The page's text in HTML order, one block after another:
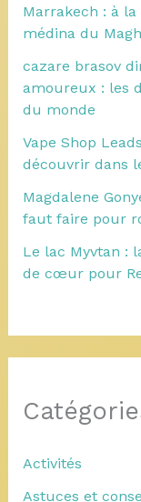
Marrakech : à
médina du
cazare brasov
amoureux : les
du monde
Vape Shop Leads
découvrir dans
Magdalene
faut faire pour
Le lac Myvtan :
de cœur pour
Activités
Astuces et